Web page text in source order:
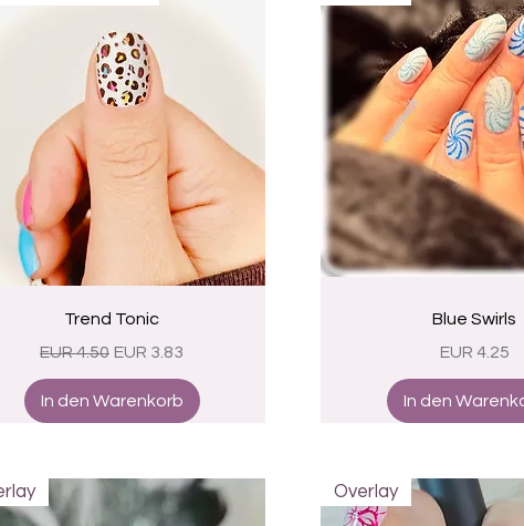
Schnellansicht
Trend Tonic
Standardpreis
EUR 4.50 Sale-Preis
EUR 3.83
In den Warenkorb
Schnellansicht
Blue Swirls
Preis
EUR 4.25
In den
Overlay